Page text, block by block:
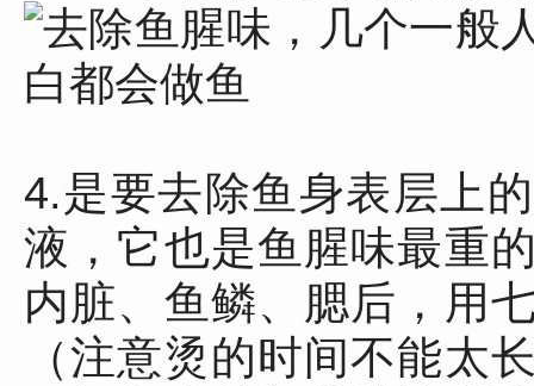
4.是要去除鱼身表层上
液，它也是鱼腥味最重
内脏、鱼鳞、腮后，用
（注意烫的时间不能太